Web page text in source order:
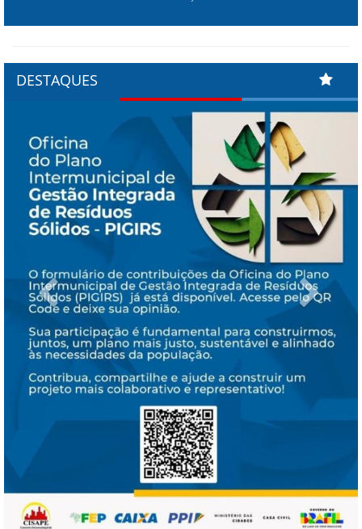
DESTAQUES
Previous Next